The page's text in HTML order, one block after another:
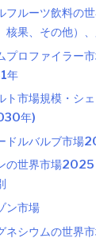
フルーツ飲料の
核果、その他）
プロファイラー
年
ト市場規模・シ
年)
ドルバルブ市場
の世界市場2025
ン市場
ネシウムの世界